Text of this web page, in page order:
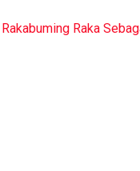
Raka